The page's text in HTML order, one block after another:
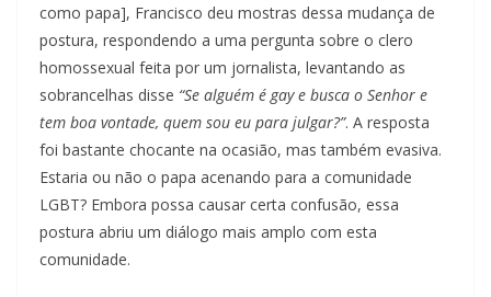
como papa], Francisco deu mostras dessa mudança de
postura, respondendo a uma pergunta sobre o clero
homossexual feita por um jornalista, levantando as
sobrancelhas disse “Se alguém é gay e busca o Senhor e
tem boa vontade, quem sou eu para julgar?”. A resposta
foi bastante chocante na ocasião, mas também evasiva.
Estaria ou não o papa acenando para a comunidade
LGBT? Embora possa causar certa confusão, essa
postura abriu um diálogo mais amplo com esta
comunidade.